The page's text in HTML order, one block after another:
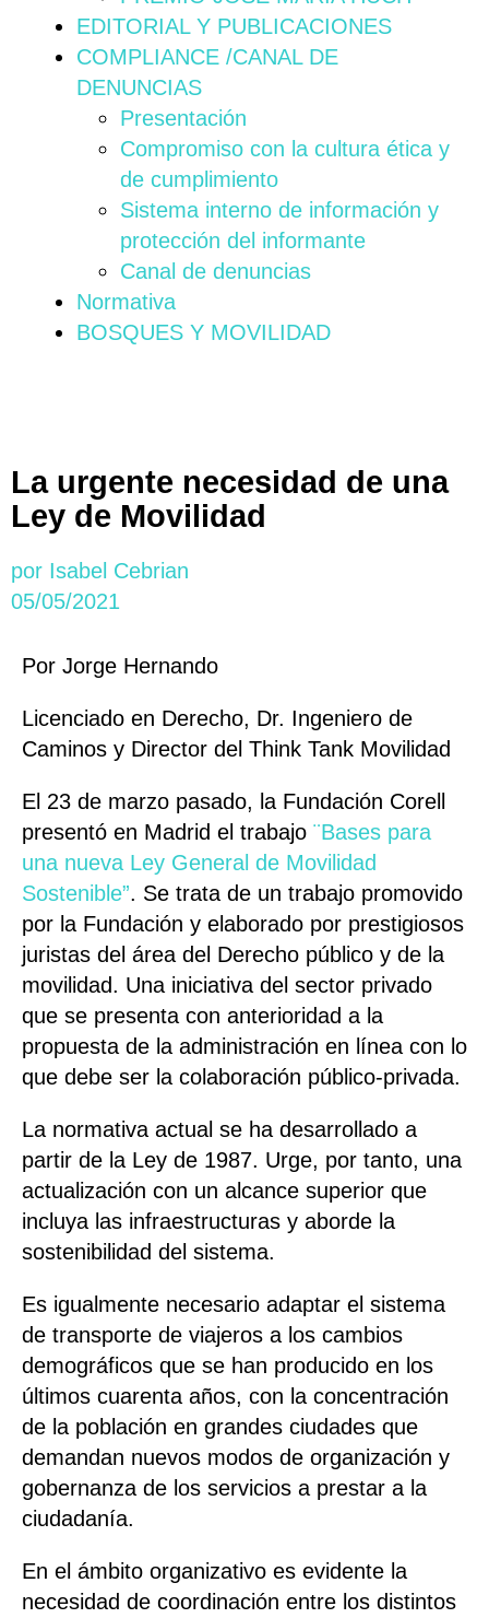
EDITORIAL Y PUBLICACIONES
COMPLIANCE /CANAL DE
DENUNCIAS
Presentación
Compromiso con la cultura ética y
de cumplimiento
Sistema interno de información y
protección del informante
Canal de denuncias
Normativa
BOSQUES Y MOVILIDAD
La urgente necesidad de una
Ley de Movilidad
por Isabel Cebrian
05/05/2021
Por Jorge Hernando
Licenciado en Derecho, Dr. Ingeniero de
Caminos y Director del Think Tank Movilidad
El 23 de marzo pasado, la Fundación Corell
presentó en Madrid el trabajo ¨Bases para
una nueva Ley General de Movilidad
Sostenible”. Se trata de un trabajo promovido
por la Fundación y elaborado por prestigiosos
juristas del área del Derecho público y de la
movilidad. Una iniciativa del sector privado
que se presenta con anterioridad a la
propuesta de la administración en línea con lo
que debe ser la colaboración público-privada.
La normativa actual se ha desarrollado a
partir de la Ley de 1987. Urge, por tanto, una
actualización con un alcance superior que
incluya las infraestructuras y aborde la
sostenibilidad del sistema.
Es igualmente necesario adaptar el sistema
de transporte de viajeros a los cambios
demográficos que se han producido en los
últimos cuarenta años, con la concentración
de la población en grandes ciudades que
demandan nuevos modos de organización y
gobernanza de los servicios a prestar a la
ciudadanía.
En el ámbito organizativo es evidente la
necesidad de coordinación entre los distintos